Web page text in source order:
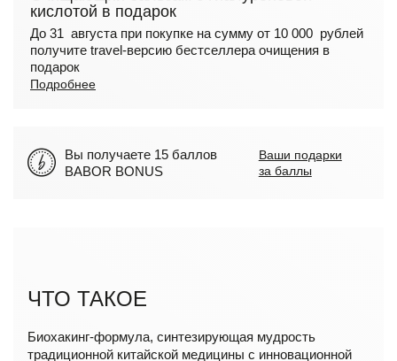
кислотой в подарок
До 31 августа при покупке на сумму от 10 000 рублей
получите travel-версию бестселлера очищения в
подарок
Подробнее
Вы получаете 15 баллов
BABOR BONUS
Ваши подарки
за баллы
ЧТО ТАКОЕ
Биохакинг-формула, синтезирующая мудрость
традиционной китайской медицины с инновационной